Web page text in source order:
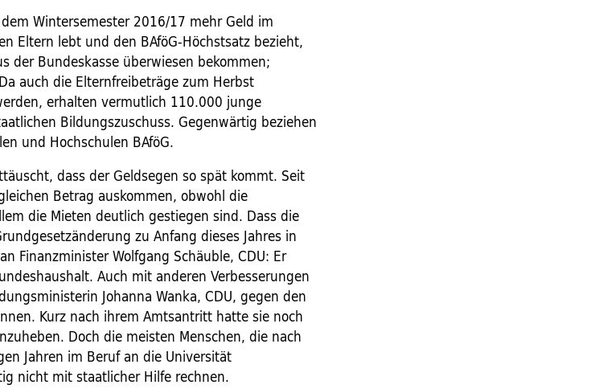
Wintersemester 2016/17 mehr Geld im
Eltern lebt und den BAföG-Höchstsatz bezieht,
der Bundeskasse überwiesen bekommen;
auch die Elternfreibeträge zum Herbst
erhalten vermutlich 110.000 junge
Bildungszuschuss. Gegenwärtig beziehen
und Hochschulen BAföG.
dass der Geldsegen so spät kommt. Seit
Betrag auskommen, obwohl die
die Mieten deutlich gestiegen sind. Dass die
zu Anfang dieses Jahres in
Finanzminister Wolfgang Schäuble, CDU: Er
Auch mit anderen Verbesserungen
Johanna Wanka, CDU, gegen den
Kurz nach ihrem Amtsantritt hatte sie noch
Doch die meisten Menschen, die nach
Jahren im Beruf an die Universität
nicht mit staatlicher Hilfe rechnen.